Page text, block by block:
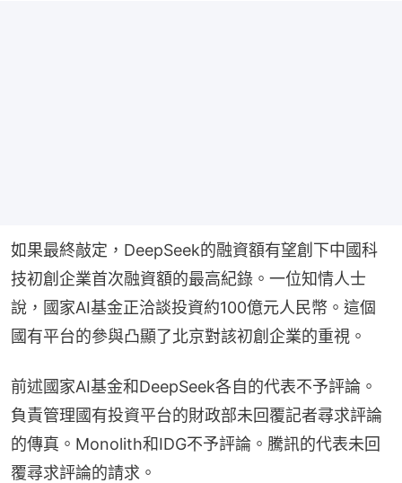
如果最終敲定，DeepSeek的融資額有望創下中國科
技初創企業首次融資額的最高紀錄。一位知情人士
說，國家AI基金正洽談投資約100億元人民幣。這個
國有平台的參與凸顯了北京對該初創企業的重視。
前述國家AI基金和DeepSeek各自的代表不予評論。
負責管理國有投資平台的財政部未回覆記者尋求評論
的傳真。Monolith和IDG不予評論。騰訊的代表未回
覆尋求評論的請求。